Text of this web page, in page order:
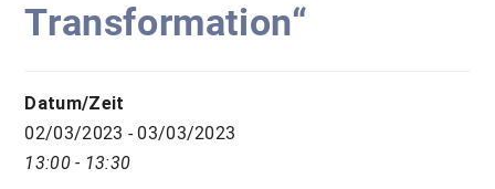
Transformation“
Datum/Zeit
02/03/2023 - 03/03/2023
13:00 - 13:30